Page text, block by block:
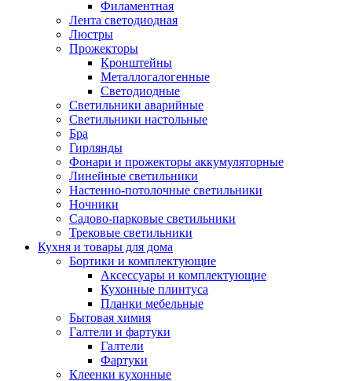
Филаментная
Лента светодиодная
Люстры
Прожекторы
Кронштейны
Металлогалогенные
Светодиодные
Светильники аварийные
Светильники настольные
Бра
Гирлянды
Фонари и прожекторы аккумуляторные
Линейные светильники
Настенно-потолочные светильники
Ночники
Садово-парковые светильники
Трековые светильники
Кухня и товары для дома
Бортики и комплектующие
Аксессуары и комплектующие
Кухонные плинтуса
Планки мебельные
Бытовая химия
Галтели и фартуки
Галтели
Фартуки
Клеенки кухонные